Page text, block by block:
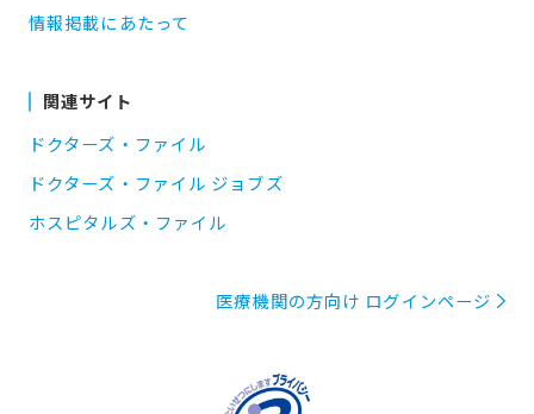
情報掲載にあたって
関連サイト
ドクターズ・ファイル
ドクターズ・ファイル ジョブズ
ホスピタルズ・ファイル
医療機関の方向け ログインページ